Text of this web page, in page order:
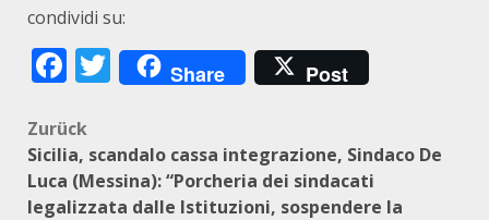
condividi su:
Facebook
Twitter
Share Post
Beitragsnavigation
Zurück
Sicilia, scandalo cassa integrazione, Sindaco De
Luca (Messina): “Porcheria dei sindacati
legalizzata dalle Istituzioni, sospendere la